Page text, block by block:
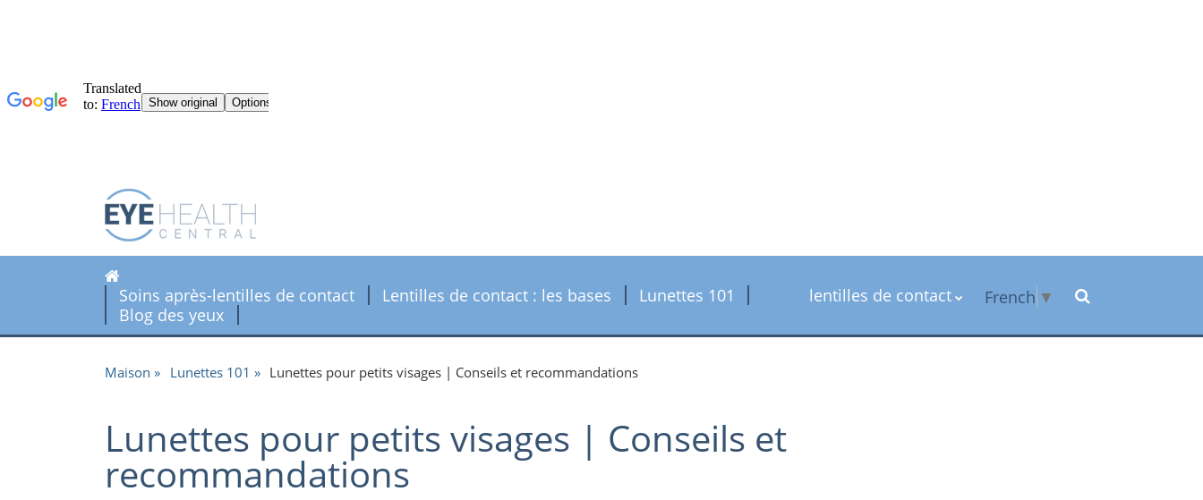
Soins après-lentilles de contact Lentilles de contact : les bases
Lunettes 101
Blog des yeux
lentilles de contact French ▼
Maison Lunettes 101 Lunettes pour petits visages | Conseils et recommandations
Lunettes pour petits visages | Conseils et
recommandations